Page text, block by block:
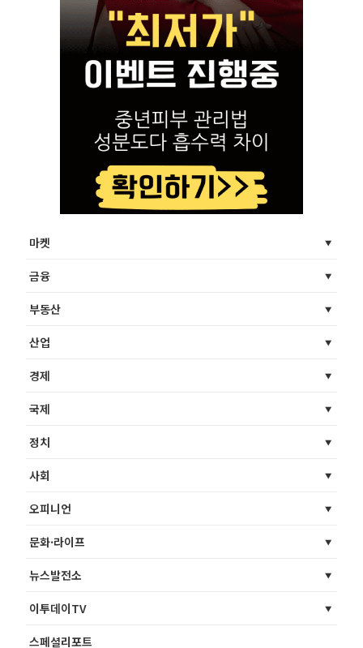
마켓
금융
부동산
산업
경제
국제
정치
사회
오피니언
문화·라이프
뉴스발전소
이투데이TV
스페셜리포트